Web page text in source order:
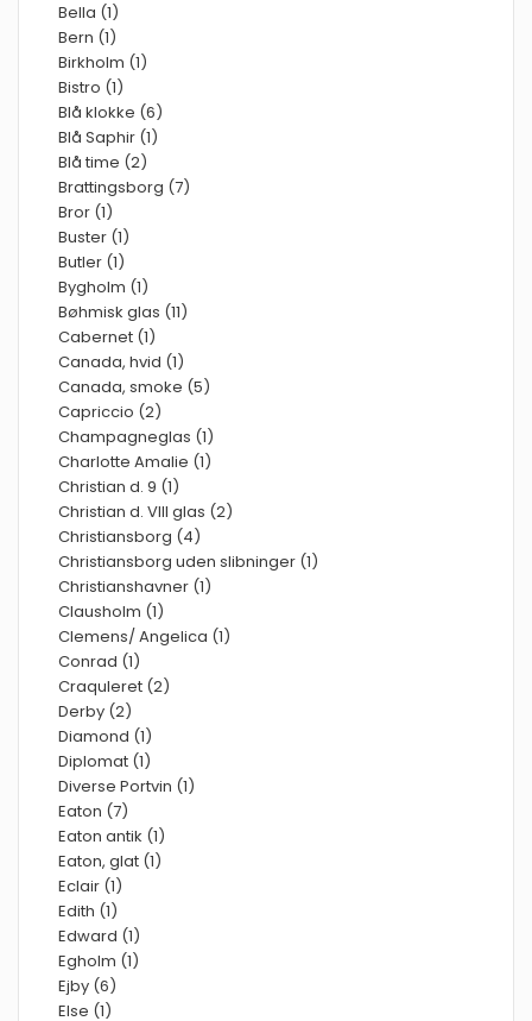
Bella (1)
Bern (1)
Birkholm (1)
Bistro (1)
Blå klokke (6)
Blå Saphir (1)
Blå time (2)
Brattingsborg (7)
Bror (1)
Buster (1)
Butler (1)
Bygholm (1)
Bøhmisk glas (11)
Cabernet (1)
Canada, hvid (1)
Canada, smoke (5)
Capriccio (2)
Champagneglas (1)
Charlotte Amalie (1)
Christian d. 9 (1)
Christian d. VIII glas (2)
Christiansborg (4)
Christiansborg uden slibninger (1)
Christianshavner (1)
Clausholm (1)
Clemens/ Angelica (1)
Conrad (1)
Craquleret (2)
Derby (2)
Diamond (1)
Diplomat (1)
Diverse Portvin (1)
Eaton (7)
Eaton antik (1)
Eaton, glat (1)
Eclair (1)
Edith (1)
Edward (1)
Egholm (1)
Ejby (6)
Else (1)